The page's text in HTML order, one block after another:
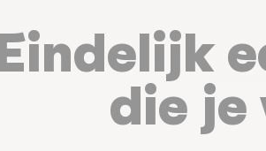
die je